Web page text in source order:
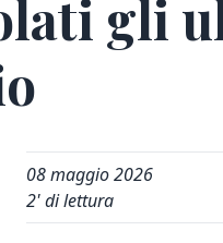
gli
08 maggio 2026
2' di lettura